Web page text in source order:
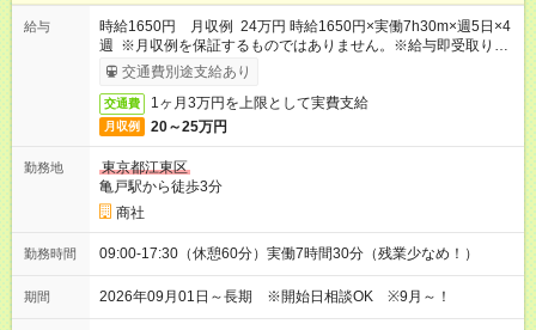
給与
時給1650円 月収例 24万円 時給1650円×実働7h30m×週5日×4
週 ※月収例を保証するものではありません。※給与即受取りサ
ービス利用可（利用条件有）
交通費別途支給あり
交通費 1ヶ月3万円を上限として実費支給
月収例 20～25万円
勤務地
東京都江東区
亀戸駅から徒歩3分
商社
勤務時間 09:00-17:30（休憩60分）実働7時間30分（残業少なめ！）
期間 2026年09月01日～長期 ※開始日相談OK ※9月～！